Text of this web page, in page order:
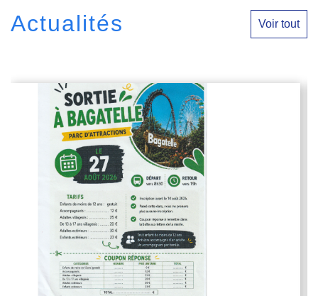
Actualités Voir tout